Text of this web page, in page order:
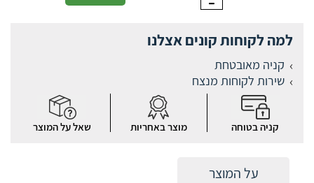
למה לקוחות קונים אצלנו
קניה מאובטחת
שירות לקוחות מנצח
קניה בטוחה מוצר באחריות שאל על המוצר
על המוצר